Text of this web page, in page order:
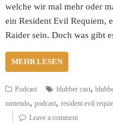
welche wir mal mehr oder
ein Resident Evil Requiem,
Raider sein. Doch was gibt
MEHR LESEN
Podcast blubber cast,
nintendo,podcast,resident evil
Leave a comment